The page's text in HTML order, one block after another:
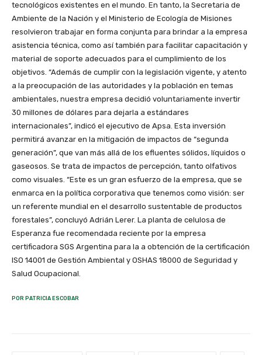
tecnológicos existentes en el mundo. En tanto, la Secretaria de
Ambiente de la Nación y el Ministerio de Ecología de Misiones
resolvieron trabajar en forma conjunta para brindar a la empresa
asistencia técnica, como así también para facilitar capacitación y
material de soporte adecuados para el cumplimiento de los
objetivos. “Además de cumplir con la legislación vigente, y atento
a la preocupación de las autoridades y la población en temas
ambientales, nuestra empresa decidió voluntariamente invertir
30 millones de dólares para dejarla a estándares
internacionales”, indicó el ejecutivo de Apsa. Esta inversión
permitirá avanzar en la mitigación de impactos de “segunda
generación”, que van más allá de los efluentes sólidos, líquidos o
gaseosos. Se trata de impactos de percepción, tanto olfativos
como visuales. “Este es un gran esfuerzo de la empresa, que se
enmarca en la política corporativa que tenemos como visión: ser
un referente mundial en el desarrollo sustentable de productos
forestales”, concluyó Adrián Lerer. La planta de celulosa de
Esperanza fue recomendada reciente por la empresa
certificadora SGS Argentina para la a obtención de la certificación
ISO 14001 de Gestión Ambiental y OSHAS 18000 de Seguridad y
Salud Ocupacional.
POR PATRICIA ESCOBAR